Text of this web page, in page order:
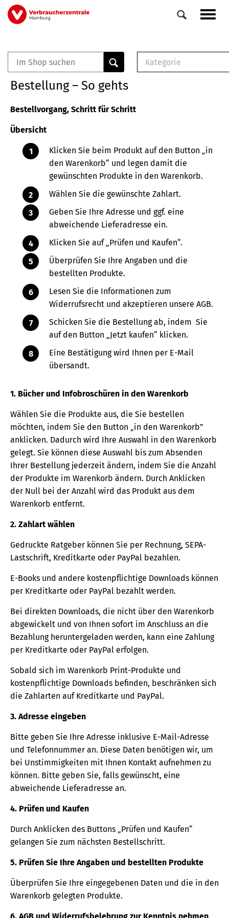
Direkt
zum
Veranstaltungen
0
Elemente
Kategorie
Buch
Bestellung – So gehts
Bestellvorgang, Schritt für Schritt
Übersicht
Klicken Sie beim Produkt auf den Button „in
den Warenkorb“ und legen damit die
gewünschten Produkte in den Warenkorb.
Wählen Sie die gewünschte Zahlart.
Geben Sie Ihre Adresse und ggf. eine
abweichende Lieferadresse ein.
Klicken Sie auf „Prüfen und Kaufen“.
Überprüfen Sie Ihre Angaben und die
bestellten Produkte.
Lesen Sie die Informationen zum
Widerrufsrecht und akzeptieren unsere AGB.
Schicken Sie die Bestellung ab, indem Sie
auf den Button „Jetzt kaufen“ klicken.
Eine Bestätigung wird Ihnen per E-Mail
übersandt.
1. Bücher und Infobroschüren in den Warenkorb
Wählen Sie die Produkte aus, die Sie bestellen
möchten, indem Sie den Button „in den Warenkorb”
anklicken. Dadurch wird Ihre Auswahl in den Warenkorb
gelegt. Sie können diese Auswahl bis zum Absenden
Ihrer Bestellung jederzeit ändern, indem Sie die Anzahl
der Produkte im Warenkorb ändern. Durch Anklicken
der Null bei der Anzahl wird das Produkt aus dem
Warenkorb entfernt.
2. Zahlart wählen
Gedruckte Ratgeber können Sie per Rechnung, SEPA-
Lastschrift, Kreditkarte oder PayPal bezahlen.
E-Books und andere kostenpflichtige Downloads können
per Kreditkarte oder PayPal bezahlt werden.
Bei direkten Downloads, die nicht über den Warenkorb
abgewickelt und von Ihnen sofort im Anschluss an die
Bezahlung heruntergeladen werden, kann eine Zahlung
per Kreditkarte oder PayPal erfolgen.
Sobald sich im Warenkorb Print-Produkte und
kostenpflichtige Downloads befinden, beschränken sich
die Zahlarten auf Kreditkarte und PayPal.
3. Adresse eingeben
Bitte geben Sie Ihre Adresse inklusive E-Mail-Adresse
und Telefonnummer an. Diese Daten benötigen wir, um
bei Unstimmigkeiten mit Ihnen Kontakt aufnehmen zu
können. Bitte geben Sie, falls gewünscht, eine
abweichende Lieferadresse an.
4. Prüfen und Kaufen
Durch Anklicken des Buttons „Prüfen und Kaufen“
gelangen Sie zum nächsten Bestellschritt.
5. Prüfen Sie Ihre Angaben und bestellten Produkte
Überprüfen Sie Ihre eingegebenen Daten und die in den
Warenkorb gelegten Produkte.